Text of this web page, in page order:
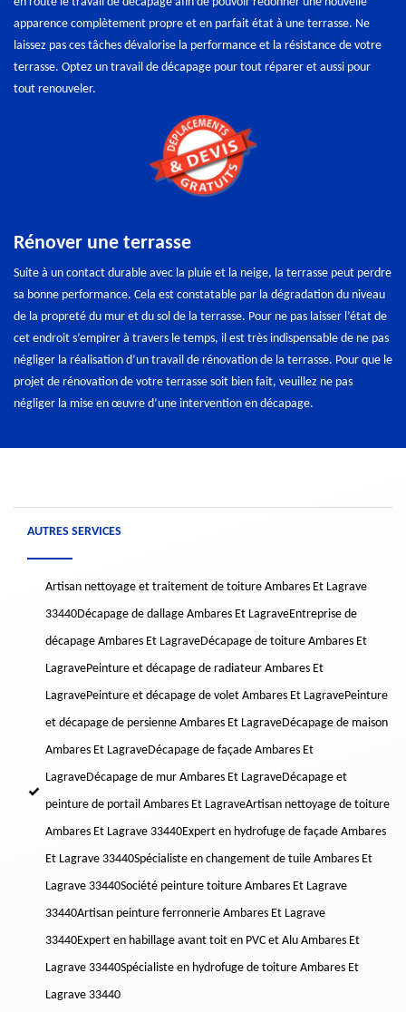
apparence complètement propre et en parfait état à une terrasse. Ne
laissez pas ces tâches dévalorise la performance et la résistance de votre
terrasse. Optez un travail de décapage pour tout réparer et aussi pour
tout renouveler.
Rénover une terrasse
Suite à un contact durable avec la pluie et la neige, la terrasse peut perdre
sa bonne performance. Cela est constatable par la dégradation du niveau
de la propreté du mur et du sol de la terrasse. Pour ne pas laisser l’état de
cet endroit s’empirer à travers le temps, il est très indispensable de ne pas
négliger la réalisation d’un travail de rénovation de la terrasse. Pour que le
projet de rénovation de votre terrasse soit bien fait, veuillez ne pas
négliger la mise en œuvre d’une intervention en décapage.
AUTRES SERVICES
Artisan nettoyage et traitement de toiture Ambares Et Lagrave
33440Décapage de dallage Ambares Et LagraveEntreprise de
décapage Ambares Et LagraveDécapage de toiture Ambares Et
LagravePeinture et décapage de radiateur Ambares Et
LagravePeinture et décapage de volet Ambares Et LagravePeinture
et décapage de persienne Ambares Et LagraveDécapage de maison
Ambares Et LagraveDécapage de façade Ambares Et
LagraveDécapage de mur Ambares Et LagraveDécapage et
peinture de portail Ambares Et LagraveArtisan nettoyage de toiture
Ambares Et Lagrave 33440Expert en hydrofuge de façade Ambares
Et Lagrave 33440Spécialiste en changement de tuile Ambares Et
Lagrave 33440Société peinture toiture Ambares Et Lagrave
33440Artisan peinture ferronnerie Ambares Et Lagrave
33440Expert en habillage avant toit en PVC et Alu Ambares Et
Lagrave 33440Spécialiste en hydrofuge de toiture Ambares Et
Lagrave 33440